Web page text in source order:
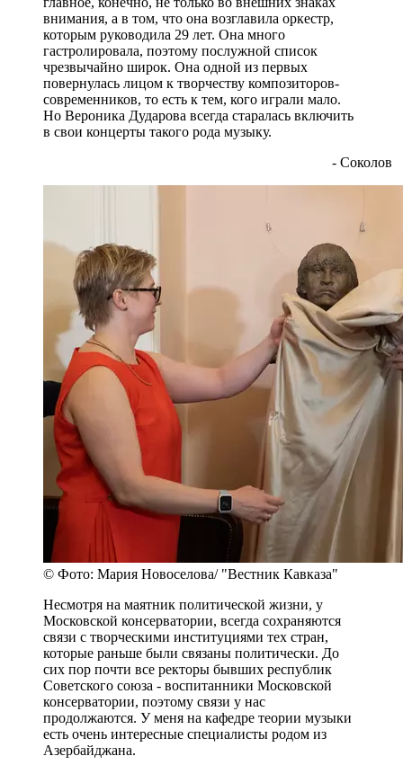
внимания, а в том, что она возглавила оркестр,
которым руководила 29 лет. Она много
гастролировала, поэтому послужной список
чрезвычайно широк. Она одной из первых
повернулась лицом к творчеству композиторов-
современников, то есть к тем, кого играли мало.
Но Вероника Дударова всегда старалась включить
в свои концерты такого рода музыку.
- Соколов
© Фото: Мария Новоселова/ "Вестник Кавказа"
Несмотря на маятник политической жизни, у
Московской консерватории, всегда сохраняются
связи с творческими институциями тех стран,
которые раньше были связаны политически. До
сих пор почти все ректоры бывших республик
Советского союза - воспитанники Московской
консерватории, поэтому связи у нас
продолжаются. У меня на кафедре теории музыки
есть очень интересные специалисты родом из
Азербайджана.